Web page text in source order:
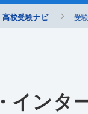
校受験ナビ 受
インタ